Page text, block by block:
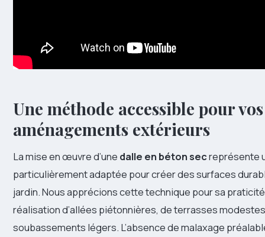
Une méthode accessible pour vos
aménagements extérieurs
La mise en œuvre d’une dalle en béton secreprésente
particulièrement adaptée pour créer des surfaces
jardin. Nous apprécions cette technique pour sa
réalisation d’allées piétonnières, de terrasses
soubassements légers. L’absence de malaxage